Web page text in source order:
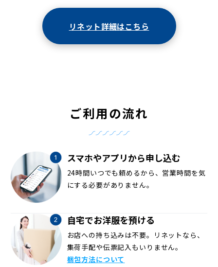
リネット詳細はこちら
ご利用の流れ
スマホやアプリから申し込む
24時間いつでも頼めるから、営業時間を気
にする必要がありません。
自宅でお洋服を預ける
お店への持ち込みは不要。リネットなら、
集荷手配や伝票記入もいりません。
梱包方法について